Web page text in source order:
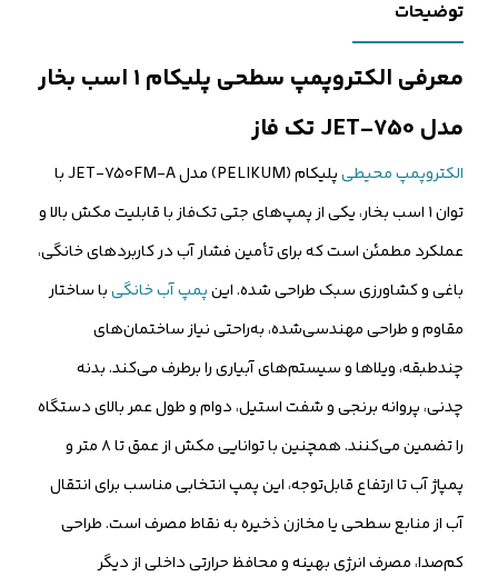
تماس می‌گیرند.
ثبت درخواست مشاوره رایگان
توضیحات
معرفی الکتروپمپ سطحی پلیکام 1 اسب بخار
مدل JET-750 تک فاز
الکتروپمپ محیطی
پلیکام (PELIKUM) مدل JET-750FM-A با
توان ۱ اسب بخار، یکی از پمپ‌های جتی تک‌فاز با قابلیت مکش بالا و
عملکرد مطمئن است که برای تأمین فشار آب در کاربردهای خانگی،
باغی و کشاورزی سبک طراحی شده. اینپمپ آب خانگیبا ساختار
مقاوم و طراحی مهندسی‌شده، به‌راحتی نیاز ساختمان‌های
چندطبقه، ویلاها و سیستم‌های آبیاری را برطرف می‌کند. بدنه
چدنی، پروانه برنجی و شفت استیل، دوام و طول عمر بالای دستگاه
را تضمین می‌کنند. همچنین با توانایی مکش از عمق تا ۸ متر و
پمپاژ آب تا ارتفاع قابل‌توجه، این پمپ انتخابی مناسب برای انتقال
آب از منابع سطحی یا مخازن ذخیره به نقاط مصرف است. طراحی
کم‌صدا، مصرف انرژی بهینه و محافظ حرارتی داخلی از دیگر